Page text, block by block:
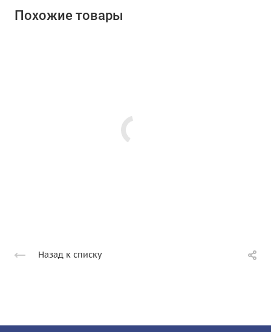
Похожие товары
Назад к списку